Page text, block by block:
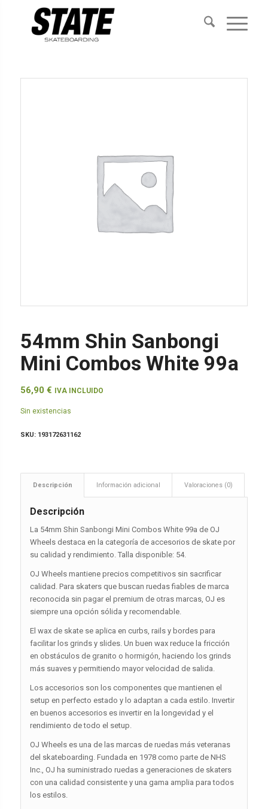
54mm Shin Sanbongi
Mini Combos White 99a
56,90 € IVA INCLUIDO
Sin existencias
SKU: 193172631162
Descripción Información adicional Valoraciones (0)
Descripción
La 54mm Shin Sanbongi Mini Combos White 99a de OJ
Wheels destaca en la categoría de accesorios de skate por
su calidad y rendimiento. Talla disponible: 54.
OJ Wheels mantiene precios competitivos sin sacrificar
calidad. Para skaters que buscan ruedas fiables de marca
reconocida sin pagar el premium de otras marcas, OJ es
siempre una opción sólida y recomendable.
El wax de skate se aplica en curbs, rails y bordes para
facilitar los grinds y slides. Un buen wax reduce la fricción
en obstáculos de granito o hormigón, haciendo los grinds
más suaves y permitiendo mayor velocidad de salida.
Los accesorios son los componentes que mantienen el
setup en perfecto estado y lo adaptan a cada estilo. Invertir
en buenos accesorios es invertir en la longevidad y el
rendimiento de todo el setup.
OJ Wheels es una de las marcas de ruedas más veteranas
del skateboarding. Fundada en 1978 como parte de NHS
Inc., OJ ha suministrado ruedas a generaciones de skaters
con una calidad consistente y una gama amplia para todos
los estilos.